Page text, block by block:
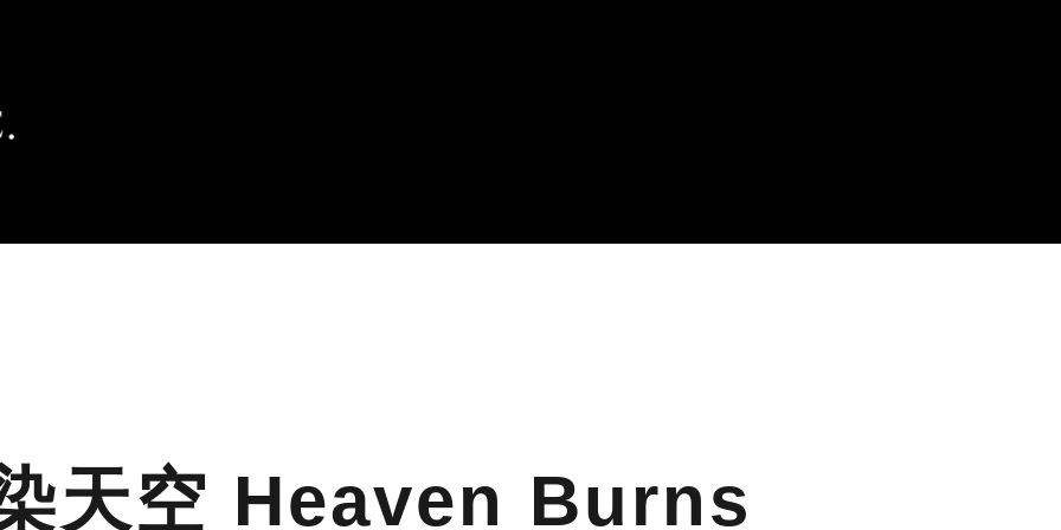
天空 Heaven Burns